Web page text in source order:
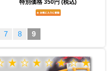
QB CLUB オリジナル ポケットサイズ
ヘルメット